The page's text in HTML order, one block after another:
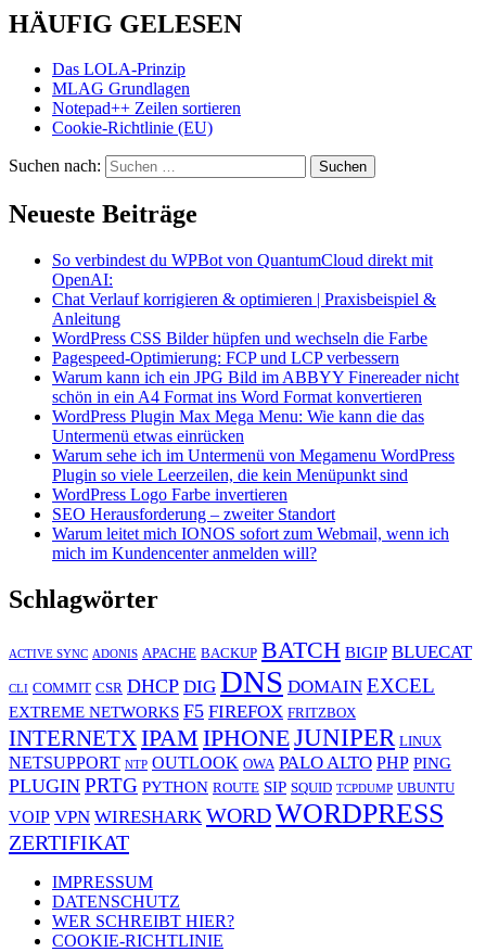
HÄUFIG GELESEN
Das LOLA-Prinzip
MLAG Grundlagen
Notepad++ Zeilen sortieren
Cookie-Richtlinie (EU)
Suchen nach:
Neueste Beiträge
So verbindest du WPBot von QuantumCloud direkt mit
OpenAI:
Chat Verlauf korrigieren & optimieren | Praxisbeispiel &
Anleitung
WordPress CSS Bilder hüpfen und wechseln die Farbe
Pagespeed-Optimierung: FCP und LCP verbessern
Warum kann ich ein JPG Bild im ABBYY Finereader nicht
schön in ein A4 Format ins Word Format konvertieren
WordPress Plugin Max Mega Menu: Wie kann die das
Untermenü etwas einrücken
Warum sehe ich im Untermenü von Megamenu WordPress
Plugin so viele Leerzeilen, die kein Menüpunkt sind
WordPress Logo Farbe invertieren
SEO Herausforderung – zweiter Standort
Warum leitet mich IONOS sofort zum Webmail, wenn ich
mich im Kundencenter anmelden will?
Schlagwörter
ACTIVE SYNC ADONIS APACHE BACKUP BATCH BIGIP BLUECAT
CLI COMMIT CSR DHCP DIG DNS DOMAIN EXCEL
EXTREME NETWORKS F5 FIREFOX FRITZBOX
INTERNETXIPAM IPHONEJUNIPER LINUX
NETSUPPORT NTP OUTLOOK OWA PALO ALTO PHP PING
PLUGIN PRTG PYTHON ROUTE SIP SQUID TCPDUMP UBUNTU
VOIP VPN WIRESHARK WORDWORDPRESS
ZERTIFIKAT
IMPRESSUM
DATENSCHUTZ
WER SCHREIBT HIER?
COOKIE-RICHTLINIE